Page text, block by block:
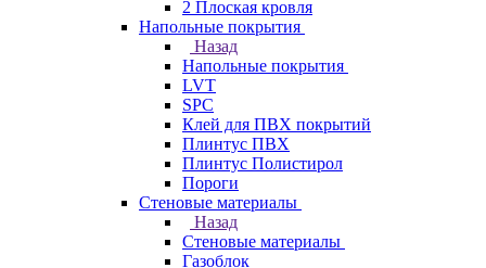
2 Плоская кровля
Напольные покрытия
Назад
Напольные покрытия
LVT
SPC
Клей для ПВХ покрытий
Плинтус ПВХ
Плинтус Полистирол
Пороги
Стеновые материалы
Назад
Стеновые материалы
Газоблок